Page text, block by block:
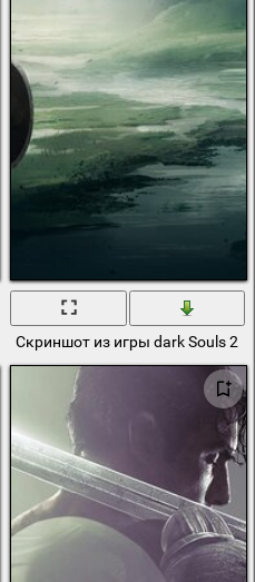
dark souls 3
Скриншот из игры dark Souls 2